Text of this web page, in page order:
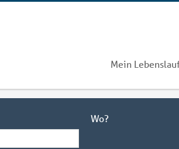
Mein
Wo?